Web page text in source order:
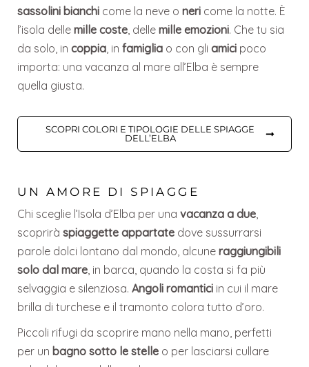
sassolini bianchi come la neve o neri come la notte. È
l’isola dellemille coste, dellemille emozioni. Che tu sia
da solo, incoppia, infamiglia o con gliamici poco
importa: una vacanza al mare all’Elba è sempre
quella giusta.
SCOPRI COLORI E TIPOLOGIE DELLE SPIAGGE
DELL’ELBA
UN AMORE DI SPIAGGE
Chi sceglie l’Isola d’Elba per unavacanza a due,
scopriràspiaggette appartate dove sussurrarsi
parole dolci lontano dal mondo, alcuneraggiungibili
solo dal mare, in barca, quando la costa si fa più
selvaggia e silenziosa.Angoli romantici in cui il mare
brilla di turchese e il tramonto colora tutto d’oro.
Piccoli rifugi da scoprire mano nella mano, perfetti
per unbagno sotto le stelle o per lasciarsi cullare